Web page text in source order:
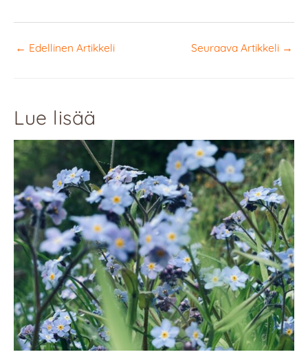
← Edellinen Artikkeli Seuraava Artikkeli →
Lue lisää